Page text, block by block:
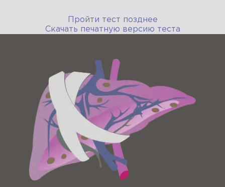
Пройти тест позднее
Скачать печатную версию теста